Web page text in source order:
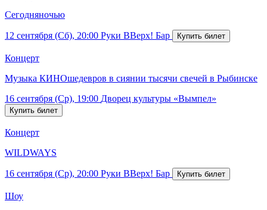
Сегодняночью
12 сентября (Сб), 20:00 Руки ВВерх! Бар
Концерт
Музыка КИНОшедевров в сиянии тысячи свечей в Рыбинске
16 сентября (Ср), 19:00 Дворец культуры «Вымпел»
Концерт
WILDWAYS
16 сентября (Ср), 20:00 Руки ВВерх! Бар
Шоу